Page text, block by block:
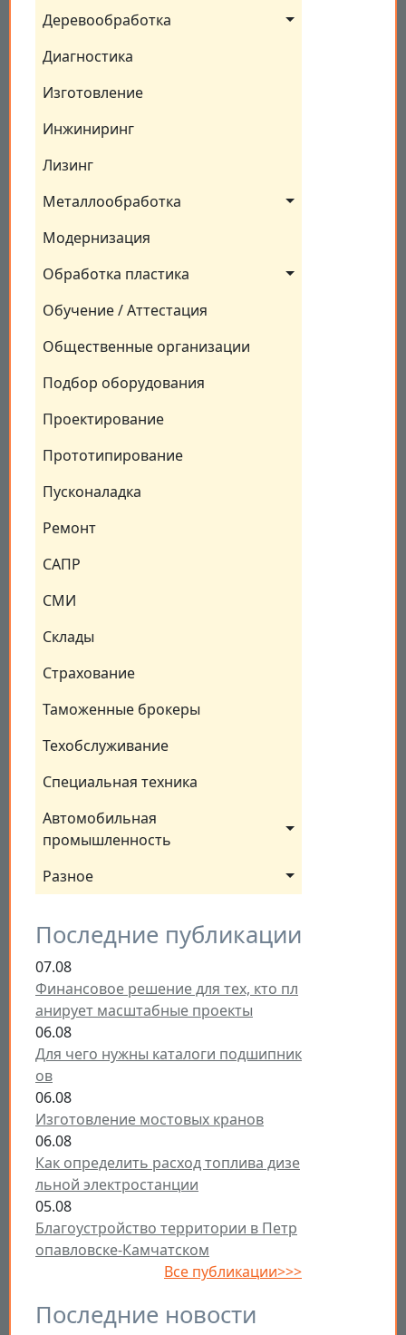
Деревообработка
Диагностика
Изготовление
Инжиниринг
Лизинг
Металлообработка
Модернизация
Обработка пластика
Обучение / Аттестация
Общественные организации
Подбор оборудования
Проектирование
Прототипирование
Пусконаладка
Ремонт
САПР
СМИ
Склады
Страхование
Таможенные брокеры
Техобслуживание
Специальная техника
Автомобильная
промышленность
Разное
Последние публикации
07.08
Финансовое решение для тех, кто пл
анирует масштабные проекты
06.08
Для чего нужны каталоги подшипник
ов
06.08
Изготовление мостовых кранов
06.08
Как определить расход топлива дизе
льной электростанции
05.08
Благоустройство территории в Петр
опавловске-Камчатском
Все публикации>>>
Последние новости